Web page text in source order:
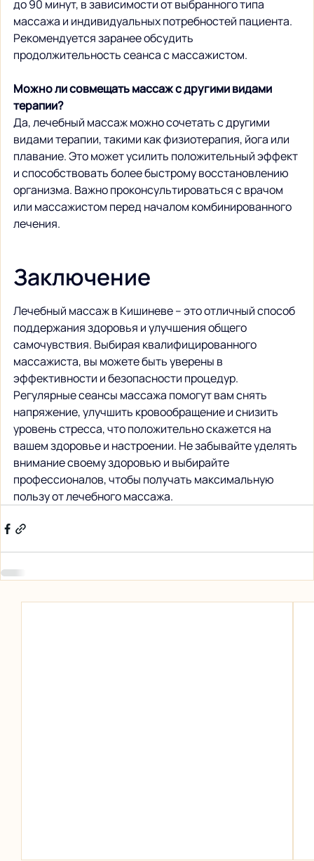
до 90 минут, в зависимости от выбранного типа
массажа и индивидуальных потребностей пациента.
Рекомендуется заранее обсудить
продолжительность сеанса с массажистом.
Можно ли совмещать массаж с другими видами
терапии?
Да, лечебный массаж можно сочетать с другими
видами терапии, такими как физиотерапия, йога или
плавание. Это может усилить положительный эффект
и способствовать более быстрому восстановлению
организма. Важно проконсультироваться с врачом
или массажистом перед началом комбинированного
лечения.
Заключение
Лечебный массаж в Кишиневе – это отличный способ
поддержания здоровья и улучшения общего
самочувствия. Выбирая квалифицированного
массажиста, вы можете быть уверены в
эффективности и безопасности процедур.
Регулярные сеансы массажа помогут вам снять
напряжение, улучшить кровообращение и снизить
уровень стресса, что положительно скажется на
вашем здоровье и настроении. Не забывайте уделять
внимание своему здоровью и выбирайте
профессионалов, чтобы получать максимальную
пользу от лечебного массажа.